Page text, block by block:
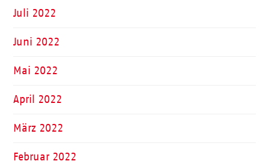
Juli 2022
Juni 2022
Mai 2022
April 2022
März 2022
Februar 2022